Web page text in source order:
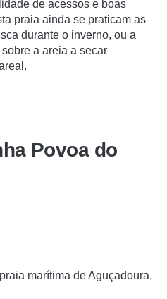
de acessos e boas
praia ainda se praticam as
durante o inverno, ou a
a areia a secar
Povoa do
marí­tima de Aguçadoura.